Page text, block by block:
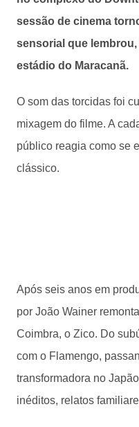
sessão de cinema
sensorial que
estádio do Maracanã.
O som das torcidas foi
mixagem do filme. A
público reagia como se
clássico.
Após seis anos em
por João Wainer
Coimbra, o Zico. Do
com o Flamengo,
transformadora no
inéditos, relatos